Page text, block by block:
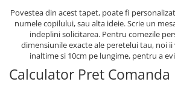
Povestea din acest tapet, poate fi
numele copilului, sau alta ideie. Scrie un
indeplini solicitarea. Pentru comezile
dimensiunile exacte ale peretelui tau, noi
inaltime si 10cm pe lungime, pentru a
Calculator Pret